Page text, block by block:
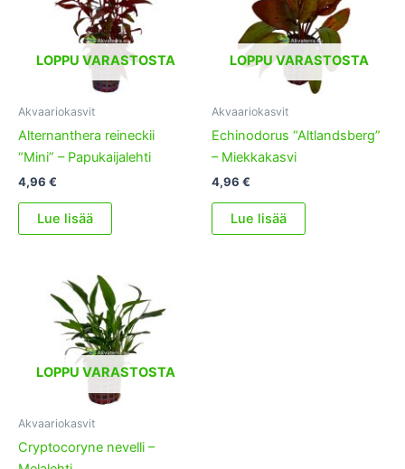
LOPPU VARASTOSTA
Akvaariokasvit
Alternanthera reineckii
“Mini” – Papukaijalehti
4,96 €
Lue lisää
LOPPU VARASTOSTA
Akvaariokasvit
Echinodorus “Altlandsberg”
– Miekkakasvi
4,96 €
Lue lisää
LOPPU VARASTOSTA
Akvaariokasvit
Cryptocoryne nevelli –